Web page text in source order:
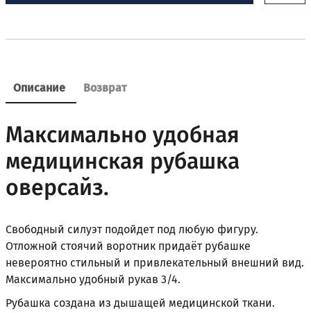
Описание Возврат
Максимально удобная
медицинская рубашка
оверсайз.
Свободный силуэт подойдет под любую фигуру.
Отложной стоячий воротник придаёт рубашке
невероятно стильный и привлекательный внешний вид.
Максимально удобный рукав 3/4.
Рубашка создана из дышащей медицинской ткани.